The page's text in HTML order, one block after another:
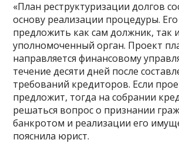
«План реструктуризации долгов
основу реализации процедуры.
предложить как сам должник, так
уполномоченный орган. Проект
направляется финансовому
течение десяти дней после
требований кредиторов. Если
предложит, тогда на собрании
решаться вопрос о признании
банкротом и реализации его
пояснила юрист.